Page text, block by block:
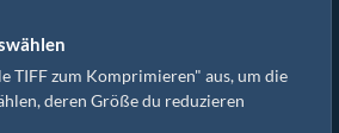
TIFF zum Komprimieren" aus, um die
deren Größe du reduzieren